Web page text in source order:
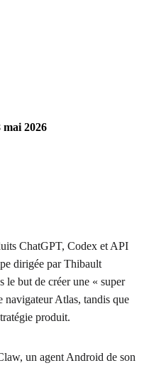
mai 2026
ChatGPT, Codex et API
dirigée par Thibault
le but de créer une « super
Atlas, tandis que
produit.
un agent Android de son